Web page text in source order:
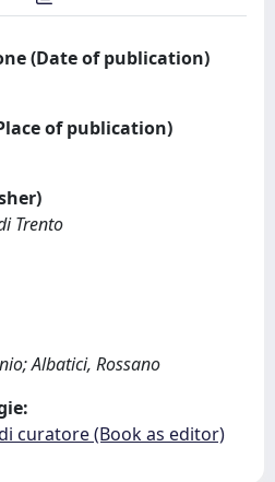
(Date of publication)
of publication)
Trento
Albatici, Rossano
curatore (Book as editor)